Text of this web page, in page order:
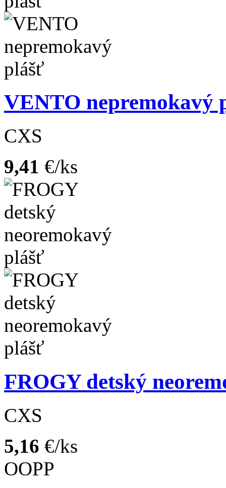
VENTO nepremokavý
CXS
9,41 €/ks
FROGY detský
CXS
5,16 €/ks
OOPP